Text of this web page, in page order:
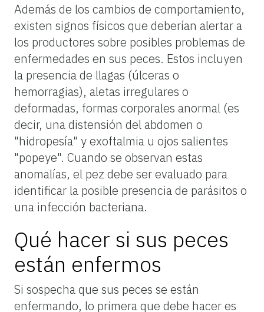
Además de los cambios de comportamiento,
existen signos físicos que deberían alertar a
los productores sobre posibles problemas de
enfermedades en sus peces. Estos incluyen
la presencia de llagas (úlceras o
hemorragias), aletas irregulares o
deformadas, formas corporales anormal (es
decir, una distensión del abdomen o
"hidropesía" y exoftalmia u ojos salientes
"popeye". Cuando se observan estas
anomalías, el pez debe ser evaluado para
identificar la posible presencia de parásitos o
una infección bacteriana.
Qué hacer si sus peces
están enfermos
Si sospecha que sus peces se están
enfermando, lo primera que debe hacer es